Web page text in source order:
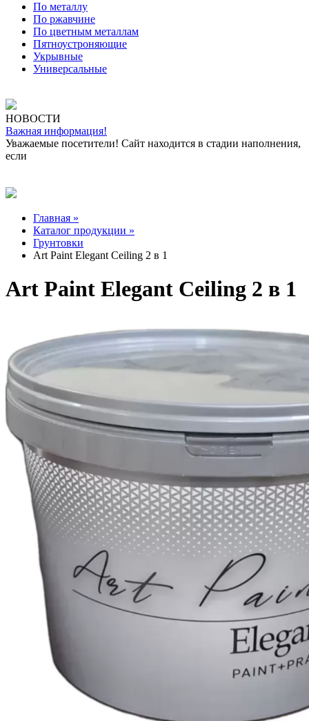
По металлу
По ржавчине
По цветным металлам
Пятноустроняющие
Укрывные
Универсальные
НОВОСТИ
Важная информация!
Уважаемые посетители! Сайт находится в стадии наполнения,
если
Главная »
Каталог продукции »
Грунтовки
Art Paint Elegant Ceiling 2 в 1
Art Paint Elegant Ceiling 2 в 1